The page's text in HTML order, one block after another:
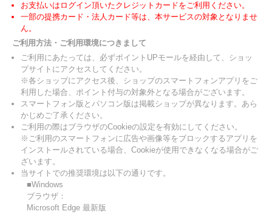
お支払いはログイン頂いたクレジットカードをご利用ください。
一部の提携カード・法人カード等は、本サービスの対象となりませ
ん。
ご利用方法・ご利用環境につきまして
ご利用にあたっては、必ずポイントUPモールを経由して、ショッ
プサイトにアクセスしてください。
※各ショップにアクセス後、ショップのスマートフォンアプリをご
利用した場合、ポイント付与の対象外となる場合がございます。
スマートフォン版とパソコン版は掲載ショップが異なります。あら
かじめご了承ください。
ご利用の際はブラウザのCookieの設定を有効にしてください。
※ご利用のスマートフォンに広告や画像等をブロックするアプリを
インストールされている場合、Cookieが使用できなくなる場合がご
ざいます。
当サイトでの推奨環境は以下の通りです。
■Windows
ブラウザ：
Microsoft Edge 最新版